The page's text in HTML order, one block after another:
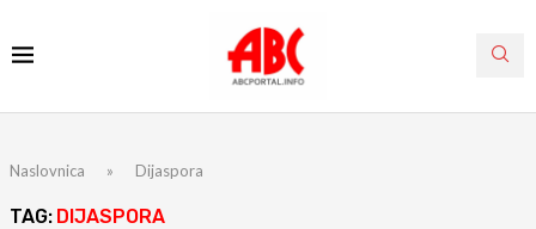
Naslovnica » Dijaspora
TAG: DIJASPORA